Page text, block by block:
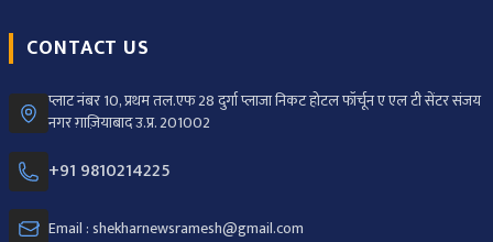
CONTACT US
प्लाट नंबर 10, प्रथम तल.एफ 28 दुर्गा प्लाजा निकट होटल फॉर्चून ए एल टी सेंटर संजय
नगर ग़ाज़ियाबाद उ.प्र. 201002
+91 9810214225
Email : shekharnewsramesh@gmail.com